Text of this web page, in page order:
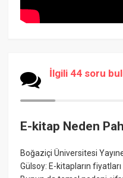
İlgili 44 soru
E-kitap Neden
Boğaziçi Üniversitesi
Gülsoy: E-kitapların